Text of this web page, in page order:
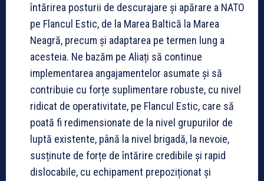
întărirea posturii de descurajare și apărare a NATO
pe Flancul Estic, de la Marea Baltică la Marea
Neagră, precum și adaptarea pe termen lung a
acesteia. Ne bazăm pe Aliați să continue
implementarea angajamentelor asumate și să
contribuie cu forțe suplimentare robuste, cu nivel
ridicat de operativitate, pe Flancul Estic, care să
poată fi redimensionate de la nivel grupurilor de
luptă existente, până la nivel brigadă, la nevoie,
susținute de forțe de întărire credibile și rapid
dislocabile, cu echipament prepoziționat și